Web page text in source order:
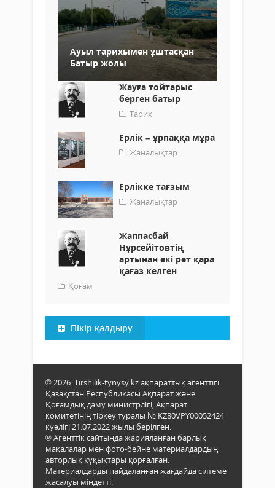
Ауыл тарихымен ұштасқан
Батыр жолы
Жауға тойтарыс
берген батыр
Тарих
Ерлік – ұрпаққа мұра
Жаңалықтар
Ерлікке тағзым
Жаңалықтар
Жаппасбай
Нұрсейітовтің
артынан екі рет қара
қағаз келген
Қоғам
Пікір қалдыру
© 2026. Tirshilik-tynysy.kz ақпараттық агенттігі.
Қазақстан Республикасы Ақпарат және
Қоғамдық даму министрлігі, Ақпарат
комитетінің тіркеу туралы № KZ80VPY00052424
куәлігі 21.07.2022 жылы берілген.
® Агенттік сайтында жарияланған барлық
мақалалар мен фото-бейне материалдардың
авторлық құқықтары қорғалған.
Материалдарды пайдаланған жағдайда сілтеме
жасалуы міндетті.